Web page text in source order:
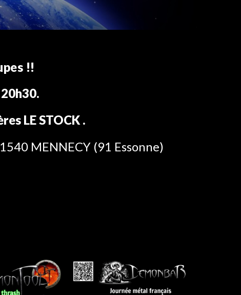
!!
30.
LESTOCK .
MENNECY (91 Essonne)